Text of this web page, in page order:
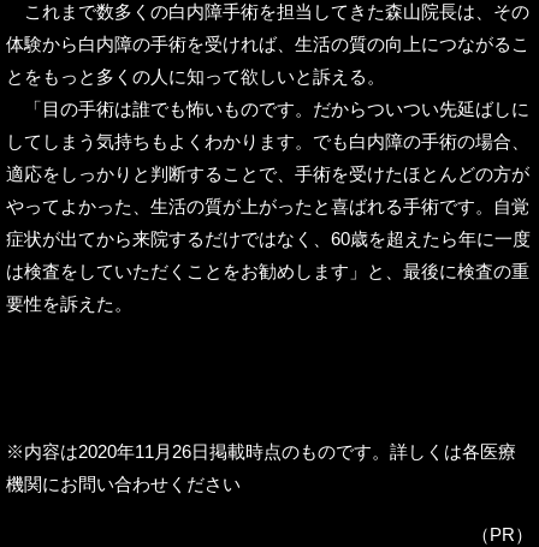
これまで数多くの白内障手術を担当してきた森山院長は、その
体験から白内障の手術を受ければ、生活の質の向上につながるこ
とをもっと多くの人に知って欲しいと訴える。
「目の手術は誰でも怖いものです。だからついつい先延ばしに
してしまう気持ちもよくわかります。でも白内障の手術の場合、
適応をしっかりと判断することで、手術を受けたほとんどの方が
やってよかった、生活の質が上がったと喜ばれる手術です。自覚
症状が出てから来院するだけではなく、60歳を超えたら年に一度
は検査をしていただくことをお勧めします」と、最後に検査の重
要性を訴えた。
※内容は2020年11月26日掲載時点のものです。詳しくは各医療
機関にお問い合わせください
（PR）